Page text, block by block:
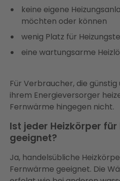
keine eigene
möchten oder können
wenig Platz für
eine wartungsarme
Für Verbraucher, die
ihrem Energieversorger
Fernwärme hingegen nicht.
Ist jeder Heizkörper
geeignet?
Ja, handelsübliche
Fernwärme geeignet. Die